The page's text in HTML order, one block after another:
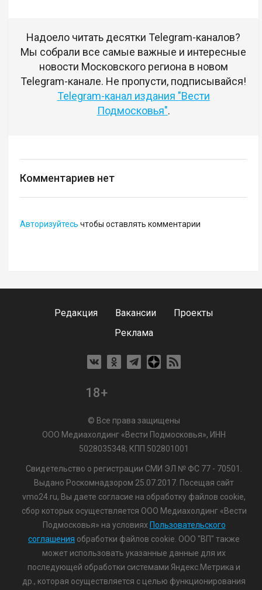
Надоело читать десятки Telegram-каналов?
Мы собрали все самые важные и интересные
новости Московского региона в новом
Telegram-канале. Не пропусти, подписывайся!
Telegram-канал издания "Вести
Подмосковья".
Комментариев нет
Авторизуйтесь чтобы оставлять комментарии
Редакция Вакансии
Проекты
Реклама
18+
© Все права защищены
ООО Медиахолдинг «Вести Подмосковья», ИНН
5028035348; КПП 502801001
Свидетельство о регистрации СМИ ЭЛ № ФС 77 - 70501.
Выдано Роскомнадзором 25.07.2017. Посещая сайт
vmo24.ru, Вы даете согласие на обработку файлов cookie,
сбор которых осуществляется ООО Медиахолдинг «Вести
Подмосковья» на условиях Пользовательского
соглашения обработки файлов cookie. ООО "ВП" также
может использовать указанные данные для их
последующей обработки системами Яндекс.Метрика и
др., которая осуществляется с целью функционирования